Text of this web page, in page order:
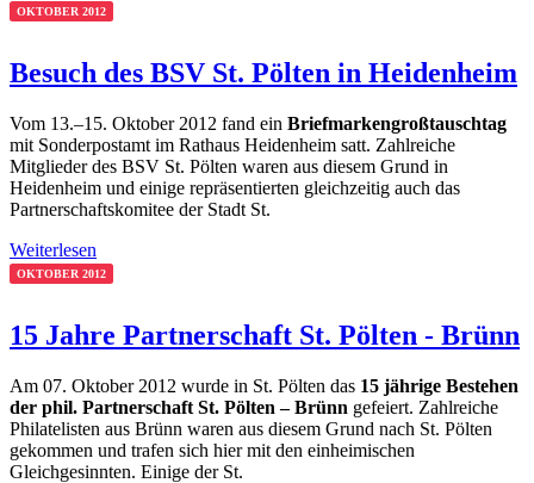
OKTOBER 2012
Besuch des BSV St. Pölten in Heidenheim
Vom 13.–15. Oktober 2012 fand ein Briefmarkengroßtauschtag
mit Sonderpostamt im Rathaus Heidenheim satt. Zahlreiche
Mitglieder des BSV St. Pölten waren aus diesem Grund in
Heidenheim und einige repräsentierten gleichzeitig auch das
Partnerschaftskomitee der Stadt St.
Weiterlesen
OKTOBER 2012
15 Jahre Partnerschaft St. Pölten - Brünn
Am 07. Oktober 2012 wurde in St. Pölten das 15 jährige Bestehen
der phil. Partnerschaft St. Pölten – Brünn gefeiert. Zahlreiche
Philatelisten aus Brünn waren aus diesem Grund nach St. Pölten
gekommen und trafen sich hier mit den einheimischen
Gleichgesinnten. Einige der St.